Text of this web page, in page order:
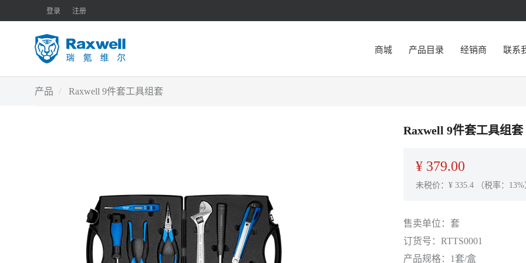
登录 注册
商城 产品目录 经销商 联系
产品 Raxwell 9件套工具组套
Raxwell 9件套工具组套
¥ 379.00
未税价：¥ 335.4（税率：13%
售卖单位： 套
订货号： RTTS0001
产品规格： 1套/盒